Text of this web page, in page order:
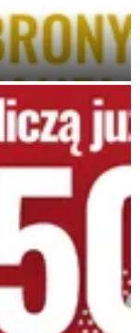
tys. żołnierzy